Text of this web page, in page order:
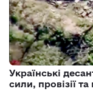
Українські
сили, провізії